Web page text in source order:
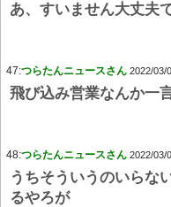
あ、すいません大丈夫
47:つらたんニュースさん 2022/03/
飛び込み営業なんか一
48:つらたんニュースさん 2022/03/
うちそういうのいらな
るやろが